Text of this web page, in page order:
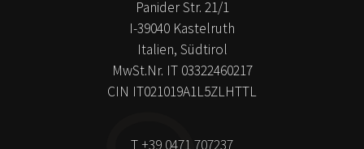
Nutzen Sie auch Gruppen- oder Telefonberatung. Halten
Sie Rücksprache, wenn Entzugssymptome belasten.
Individuelle Reaktionen auf Therapie unterscheiden sich.
Darum sind Rückmeldungen an die Praxis besonders
Panider Str. 21/1
I-39040 Kastelruth
Italien, Südtirol
MwSt.Nr. IT 03322460217
CIN IT021019A1L5ZLHTTL
T +39 0471 707237